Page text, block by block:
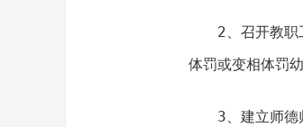
2、召开教职
体罚或变相体罚
3、建立师德